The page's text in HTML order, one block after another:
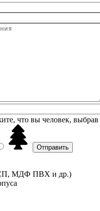
что вы человек, выбрав
МДФ ПВХ и др.)